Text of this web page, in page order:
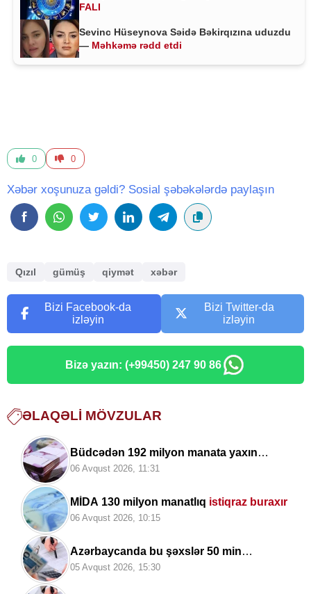
FALI
Sevinc Hüseynova Səidə Bəkirqızına uduzdu
— Məhkəmə rədd etdi
0 0
Xəbər xoşunuza gəldi? Sosial şəbəkələrdə paylaşın
Qızıl gümüş qiymət xəbər
Bizi Facebook-da
izləyin
Bizi Twitter-da
izləyin
Bizə yazın: (+99450) 247 90 86
ƏLAQƏLI MÖVZULAR
Büdcədən 192 milyon manata yaxın
vəsaitgeri qaytarılıb
06 Avqust 2026, 11:31
MİDA 130 milyon manatlıq istiqraz buraxır
06 Avqust 2026, 10:15
Azərbaycanda bu şəxslər 50 min
manatadəkcərimələnəcək
05 Avqust 2026, 15:30